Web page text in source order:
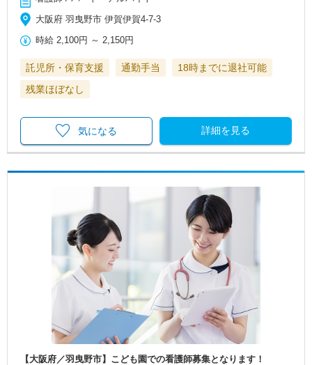
大阪府 羽曳野市 伊賀伊賀4-7-3
時給 2,100円 ～2,150円
託児所・保育支援 通勤手当
18時までに退社可能
残業ほぼなし
詳細を見る
気になる
【大阪府／羽曳野市】こども園での看護師募集となります！